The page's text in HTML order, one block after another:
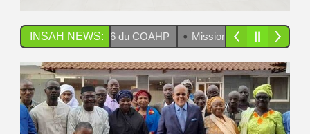
INSAH NEWS: Mission d’appui du Chef UAM-PSE du